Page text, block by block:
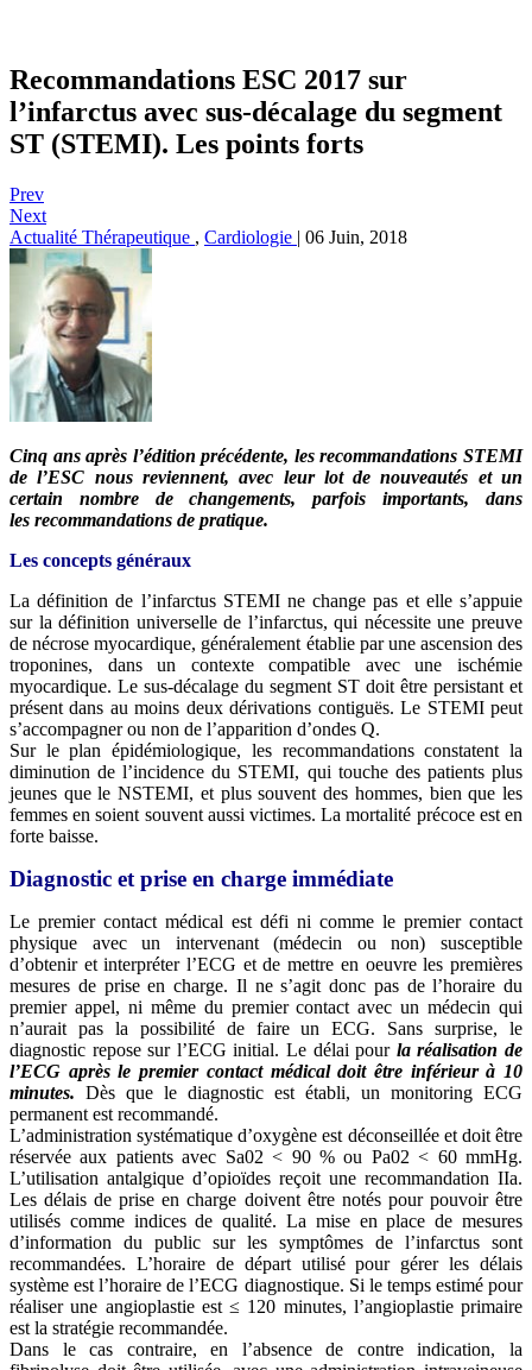
Recommandations ESC 2017 sur
l’infarctus avec sus-décalage du segment
ST (STEMI). Les points forts
Prev
Next
Actualité Thérapeutique , Cardiologie | 06 Juin, 2018
Cinq ans après l’édition précédente, les recommandations STEMI
de l’ESC nous reviennent,avec leur lot de nouveautés et un
certain nombre de changements, parfois importants, dans
les recommandations de pratique.
Les concepts généraux
La définition de l’infarctus STEMI ne change pas et elle s’appuie
sur la définition universelle de l’infarctus, qui nécessite une preuve
de nécrose myocardique, généralement établie par une ascension des
troponines, dans un contexte compatible avec une ischémie
myocardique. Le sus-décalage du segment ST doit être persistant et
présent dans au moins deux dérivations contiguës. Le STEMI peut
s’accompagner ou non de l’apparition d’ondes Q.
Sur le plan épidémiologique, les recommandations constatent la
diminution de l’incidence du STEMI, qui touche des patients plus
jeunes que le NSTEMI, et plus souvent des hommes, bien que les
femmes en soient souvent aussi victimes. La mortalité précoce est en
forte baisse.
Diagnostic et prise en charge immédiate
Le premier contact médical est défi ni comme le premier contact
physique avec un intervenant (médecin ou non) susceptible
d’obtenir et interpréter l’ECG et de mettre en oeuvre les premières
mesures de prise en charge. Il ne s’agit donc pas de l’horaire du
premier appel, ni même du premier contact avec un médecin qui
n’aurait pas la possibilité de faire un ECG. Sans surprise, le
diagnostic repose sur l’ECG initial. Le délai pour la réalisation de
l’ECG après le premier contact médical doit être inférieur à 10
minutes. Dès que le diagnostic est établi, un monitoring ECG
permanent est recommandé.
L’administration systématique d’oxygène est déconseillée et doit être
réservée aux patients avec Sa02 < 90 % ou Pa02 < 60 mmHg.
L’utilisation antalgique d’opioïdes reçoit une recommandation IIa.
Les délais de prise en charge doivent être notés pour pouvoir être
utilisés comme indices de qualité. La mise en place de mesures
d’information du public sur les symptômes de l’infarctus sont
recommandées. L’horaire de départ utilisé pour gérer les délais
système est l’horaire de l’ECG diagnostique. Si le temps estimé pour
réaliser une angioplastie est ≤ 120 minutes, l’angioplastie primaire
est la stratégie recommandée.
Dans le cas contraire, en l’absence de contre indication, la